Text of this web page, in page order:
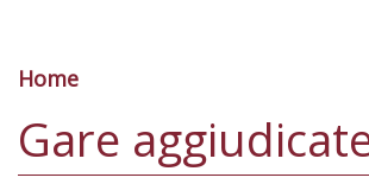
Tu sei qui
Home
Gare